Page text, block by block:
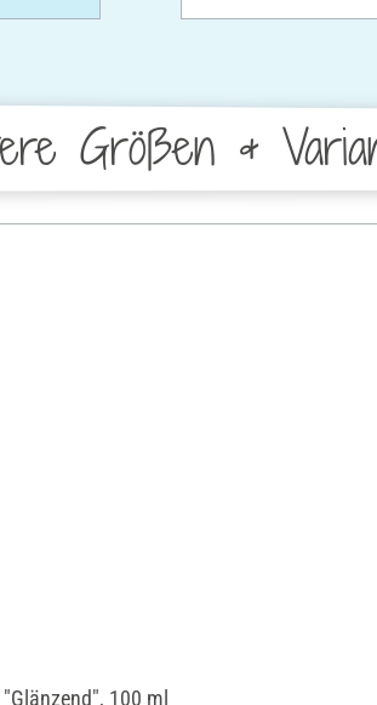
Größen &
100 ml